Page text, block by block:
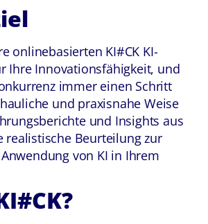
onlinebasierten KI#CK KI-
Ihre Innovationsfähigkeit, und
immer einen Schritt
und praxisnahe Weise
und Insights aus
realistische Beurteilung zur
von KI in Ihrem